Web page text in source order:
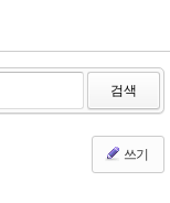
검색
쓰기